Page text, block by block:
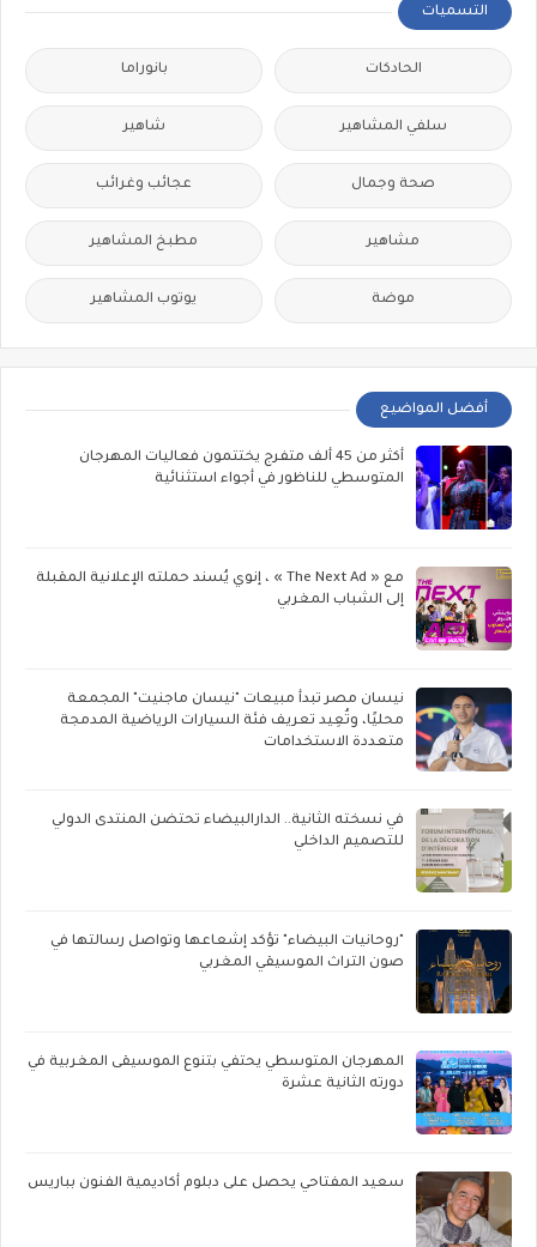
التسميات
الحادكات بانوراما
سلفي المشاهير شاهير
صحة وجمال عجائب وغرائب
مشاهير مطبخ المشاهير
موضة يوتوب المشاهير
أفضل المواضيع
أكثر من 45 ألف متفرج يختتمون فعاليات المهرجان
المتوسطي للناظور في أجواء استثنائية
مع « The Next Ad » ، إنوي يُسند حملته الإعلانية المقبلة
إلى الشباب المغربي
نيسان مصر تبدأ مبيعات "نيسان ماجنيت" المجمعة
محليًا، وتُعِيد تعريف فئة السيارات الرياضية المدمجة
متعددة الاستخدامات
في نسخته الثانية.. الدارالبيضاء تحتضن المنتدى الدولي
للتصميم الداخلي
"روحانيات البيضاء" تؤكد إشعاعها وتواصل رسالتها في
صون التراث الموسيقي المغربي
المهرجان المتوسطي يحتفي بتنوع الموسيقى المغربية في
دورته الثانية عشرة
سعيد المفتاحي يحصل على دبلوم أكاديمية الفنون بباريس